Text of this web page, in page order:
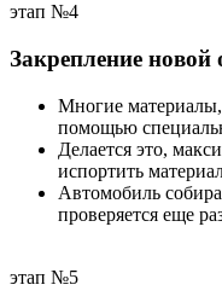
этап №4
Закрепление
Многие
помощью
Делается это,
испортить
Автомобиль
проверяется еще
этап №5